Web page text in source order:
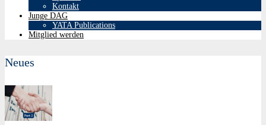
Kontakt
Junge DAG
YATA Publications
Mitglied werden
Neues